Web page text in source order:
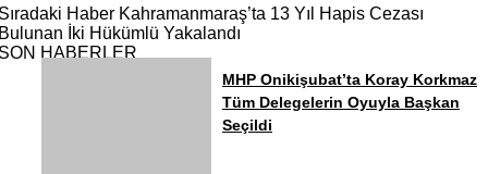
Haber Kahramanmaraş’ta 13 Yıl Hapis Cezası
İki Hükümlü Yakalandı
HABERLER
MHP Onikişubat’ta Koray Korkmaz
Tüm Delegelerin Oyuyla Başkan
Seçildi